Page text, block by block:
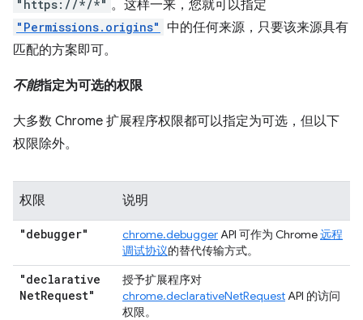
"https://*/*" 。这样一来，您就可以指定
"Permissions.origins" 中的任何来源，只要该来源具有
匹配的方案即可。
不能指定为可选的权限
大多数 Chrome 扩展程序权限都可以指定为可选，但以下
权限除外。
权限 说明
"debugger" chrome.debuggerAPI 可作为 Chrome远程
调试协议的替代传输方式。
"declarative
NetRequest"
授予扩展程序对
chrome.declarativeNetRequestAPI 的访问
权限。